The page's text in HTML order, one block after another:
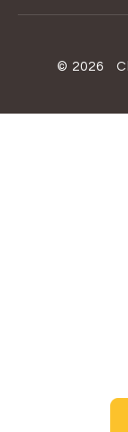
© 2026